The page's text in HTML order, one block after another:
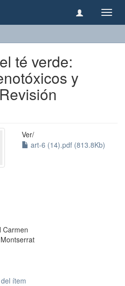
té verde:
y
Ver/
art-6 (14).pdf (813.8Kb)
Carmen
ítem